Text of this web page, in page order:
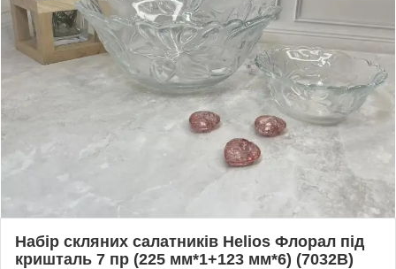
Набір скляних салатників Helios Флорал під
кришталь 7 пр (225 мм*1+123 мм*6) (7032B)